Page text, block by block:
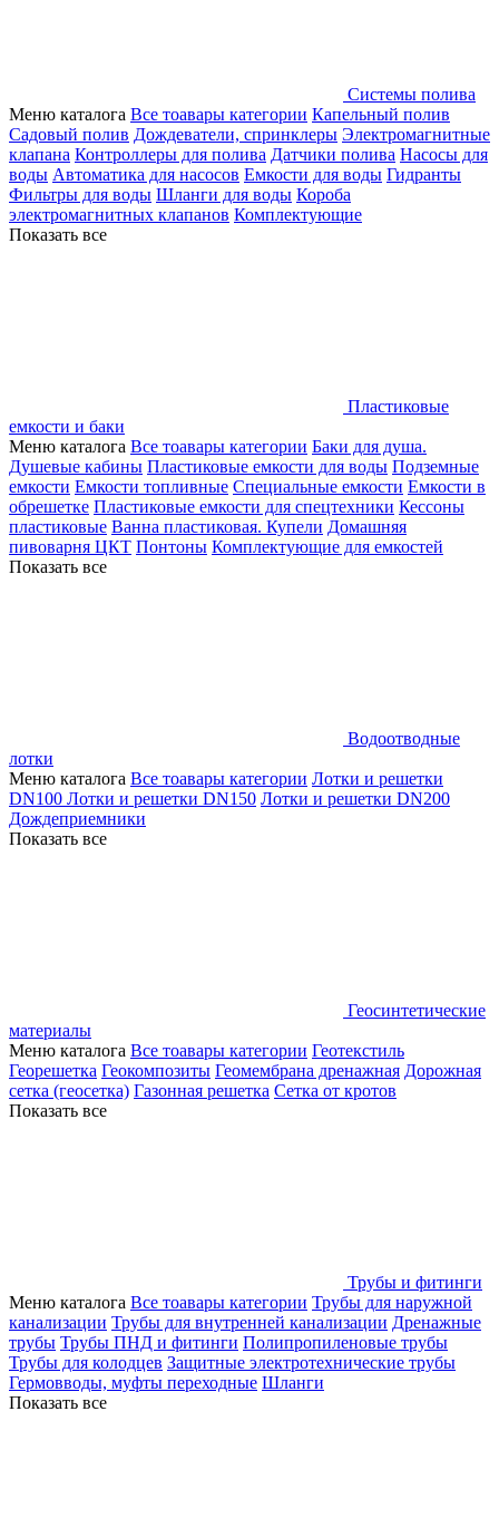
Системы полива
Меню каталога Все тоавары категории Капельный полив
Садовый полив Дождеватели, спринклеры Электромагнитные
клапана Контроллеры для полива Датчики полива Насосы для
воды Автоматика для насосов Емкости для воды Гидранты
Фильтры для воды Шланги для воды Короба
электромагнитных клапанов Комплектующие
Показать все
Пластиковые
емкости и баки
Меню каталога Все тоавары категории Баки для душа.
Душевые кабины Пластиковые емкости для воды Подземные
емкости Емкости топливные Специальные емкости Емкости в
обрешетке Пластиковые емкости для спецтехники Кессоны
пластиковые Ванна пластиковая. Купели Домашняя
пивоварня ЦКТ Понтоны Комплектующие для емкостей
Показать все
Водоотводные
лотки
Меню каталога Все тоавары категории Лотки и решетки
DN100 Лотки и решетки DN150 Лотки и решетки DN200
Дождеприемники
Показать все
Геосинтетические
материалы
Меню каталога Все тоавары категории Геотекстиль
Георешетка Геокомпозиты Геомембрана дренажная Дорожная
сетка (геосетка) Газонная решетка Сетка от кротов
Показать все
Трубы и фитинги
Меню каталога Все тоавары категории Трубы для наружной
канализации Трубы для внутренней канализации Дренажные
трубы Трубы ПНД и фитинги Полипропиленовые трубы
Трубы для колодцев Защитные электротехнические трубы
Гермовводы, муфты переходные Шланги
Показать все